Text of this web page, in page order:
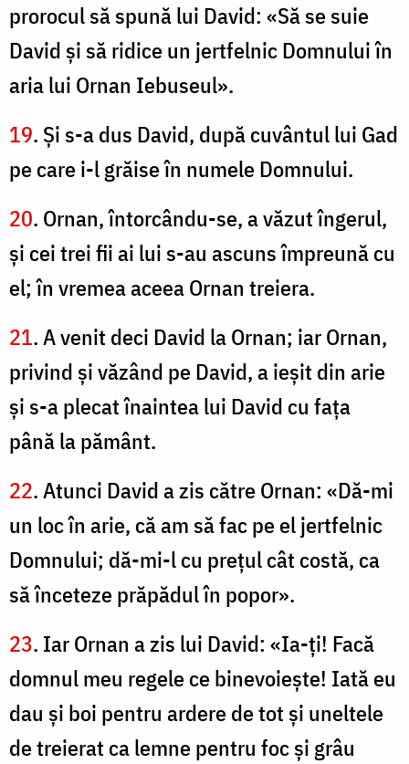
prorocul să spună lui David: «Să se suie
David şi să ridice un jertfelnic Domnului în
aria lui Ornan Iebuseul».
19. Şi s-a dus David, după cuvântul lui Gad
pe care i-l grăise în numele Domnului.
20. Ornan, întorcându-se, a văzut îngerul,
şi cei trei fii ai lui s-au ascuns împreună cu
el; în vremea aceea Ornan treiera.
21. A venit deci David la Ornan; iar Ornan,
privind şi văzând pe David, a ieşit din arie
şi s-a plecat înaintea lui David cu faţa
până la pământ.
22. Atunci David a zis către Ornan: «Dă-mi
un loc în arie, că am să fac pe el jertfelnic
Domnului; dă-mi-l cu preţul cât costă, ca
să înceteze prăpădul în popor».
23. Iar Ornan a zis lui David: «Ia-ţi! Facă
domnul meu regele ce binevoieşte! Iată eu
dau şi boi pentru ardere de tot şi uneltele
de treierat ca lemne pentru foc şi grâu